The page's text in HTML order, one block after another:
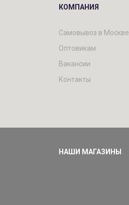
КОМПАНИЯ
Самовывоз в Москве
Оптовикам
Вакансии
Контакты
НАШИ МАГАЗИНЫ